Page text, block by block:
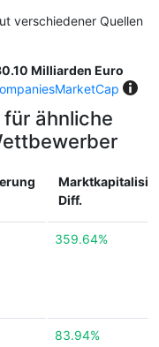
verschiedener Quellen
Milliarden Euro
ähnliche
Diff.
359.64%
83.94%